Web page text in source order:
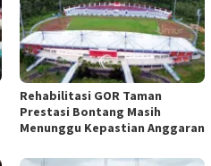
Rehabilitasi GOR Taman
Prestasi Bontang Masih
Menunggu Kepastian Anggaran